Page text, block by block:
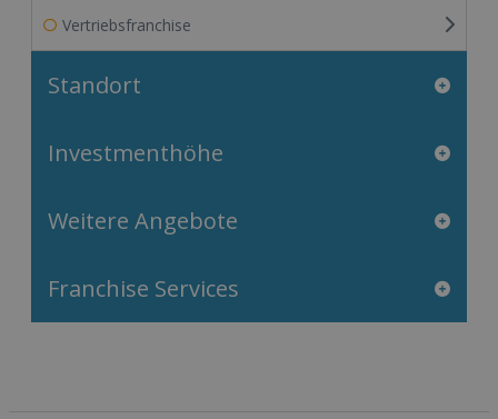
Vertriebsfranchise
Standort
Investmenthöhe
Weitere Angebote
Franchise Services